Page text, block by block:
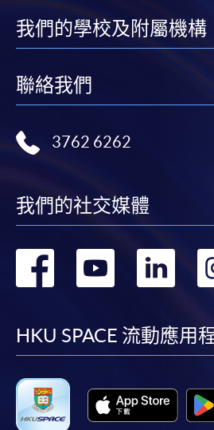
我們的學校及附屬機構
聯絡我們
3762 6262
我們的社交媒體
轉
facebook
轉 轉
HKU SPACE 流動應用